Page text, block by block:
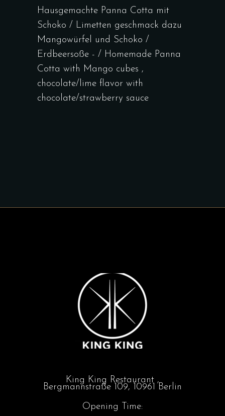
Hausgemachte Panna Cotta mit
Schoko / Limetten geschmack dazu
Mangowürfel und Schoko /
Erdbeersoße - / Homemade Panna
Cotta with Mango cubes ,
chocolate/lime flavor with
chocolate/strawberry sauce
King King Restaurant ,
Bergmannstraße 109, 10961 Berlin
Opening Time: